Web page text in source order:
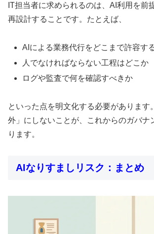
IT担当者に求められるのは、AI利用を前
再設計することです。たとえば、
AIによる業務代行をどこまで許容す
人でなければならない工程はどこか
ログや監査で何を確認すべきか
といった点を明文化する必要があります
外」にしないことが、これからのガバナ
ります。
AIなりすましリスク：まとめ